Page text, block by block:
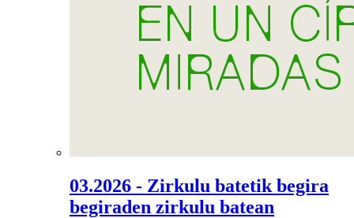
03.2026 - Zirkulu batetik begira
begiraden zirkulu batean